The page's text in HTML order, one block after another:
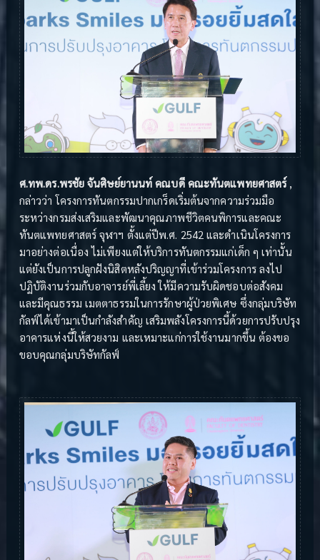
ศ.ทพ.ดร.พรชัย จันศิษย์ยานนท์ คณบดี คณะทันตแพทยศาสตร์ ,
กล่าวว่า โครงการทันตกรรมปากเกร็ดเริ่มต้นจากความร่วมมือ
ระหว่างกรมส่งเสริมและพัฒนาคุณภาพชีวิตคนพิการและคณะ
ทันตแพทยศาสตร์ จุฬาฯ ตั้งแต่ปีพ.ศ. 2542 และดำเนินโครงการ
มาอย่างต่อเนื่อง ไม่เพียงแต่ให้บริการทันตกรรมแก่เด็ก ๆ เท่านั้น
แต่ยังเป็นการปลูกฝังนิสิตหลังปริญญาที่เข้าร่วมโครงการ ลงไป
ปฏิบัติงานร่วมกับอาจารย์พี่เลี้ยง ให้มีความรับผิดชอบต่อสังคม
และมีคุณธรรม เมตตาธรรมในการรักษาผู้ป่วยพิเศษ ซึ่งกลุ่มบริษัท
กัลฟ์ได้เข้ามาเป็นกำลังสำคัญ เสริมพลังโครงการนี้ด้วยการปรับปรุง
อาคารแห่งนี้ให้สวยงาม และเหมาะแก่การใช้งานมากขึ้น ต้องขอ
ขอบคุณกลุ่มบริษัทกัลฟ์